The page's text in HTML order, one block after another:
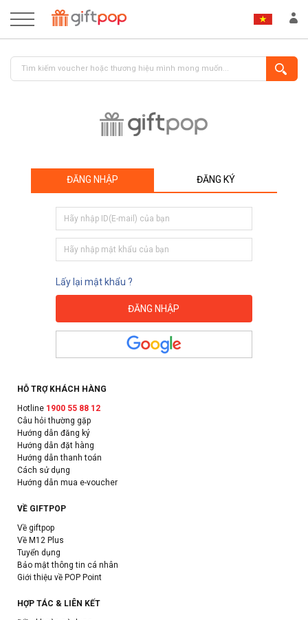
ĐĂNG NHẬP ĐĂNG KÝ
Lấy lại mật khẩu ?
HỖ TRỢ KHÁCH HÀNG
Hotline 1900 55 88 12
Câu hỏi thường gặp
Hướng dẫn đăng ký
Hướng dẫn đặt hàng
Hướng dẫn thanh toán
Cách sử dụng
Hướng dẫn mua e-voucher
VỀ GIFTPOP
Về giftpop
Về M12 Plus
Tuyển dụng
Bảo mật thông tin cá nhân
Giới thiệu về POP Point
HỢP TÁC & LIÊN KẾT